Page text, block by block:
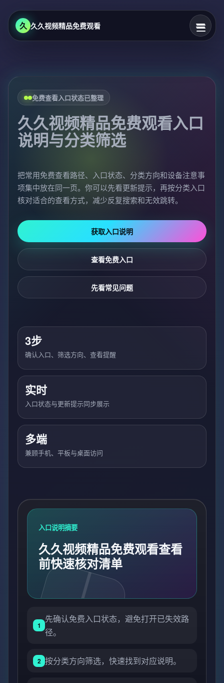
久 久久视频精品免费观看
免费查看入口状态已整理
久久视频精品免费观看入口
说明与分类筛选
把常用免费查看路径、入口状态、分类方向和设备注意事
项集中放在同一页。你可以先看更新提示，再按分类入口
核对适合的查看方式，减少反复搜索和无效跳转。
获取入口说明
查看免费入口
先看常见问题
3步
确认入口、筛选方向、查看提醒
实时
入口状态与更新提示同步展示
多端
兼顾手机、平板与桌面访问
入口说明摘要
久久视频精品免费观看查看
前快速核对清单
1
先确认免费入口状态，避免打开已失效路
径。
2 按分类方向筛选，快速找到对应说明。